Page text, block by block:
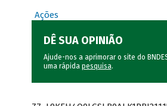
Ações
DÊ SUA OPINIÃO
Ajude-nos a aprimorar o site do
uma rápida pesquisa.